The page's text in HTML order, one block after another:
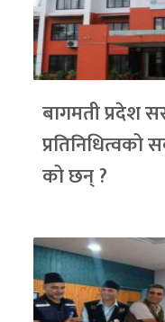
बागमती प्रदेश
प्रतिनिधित्वको
को छन् ?